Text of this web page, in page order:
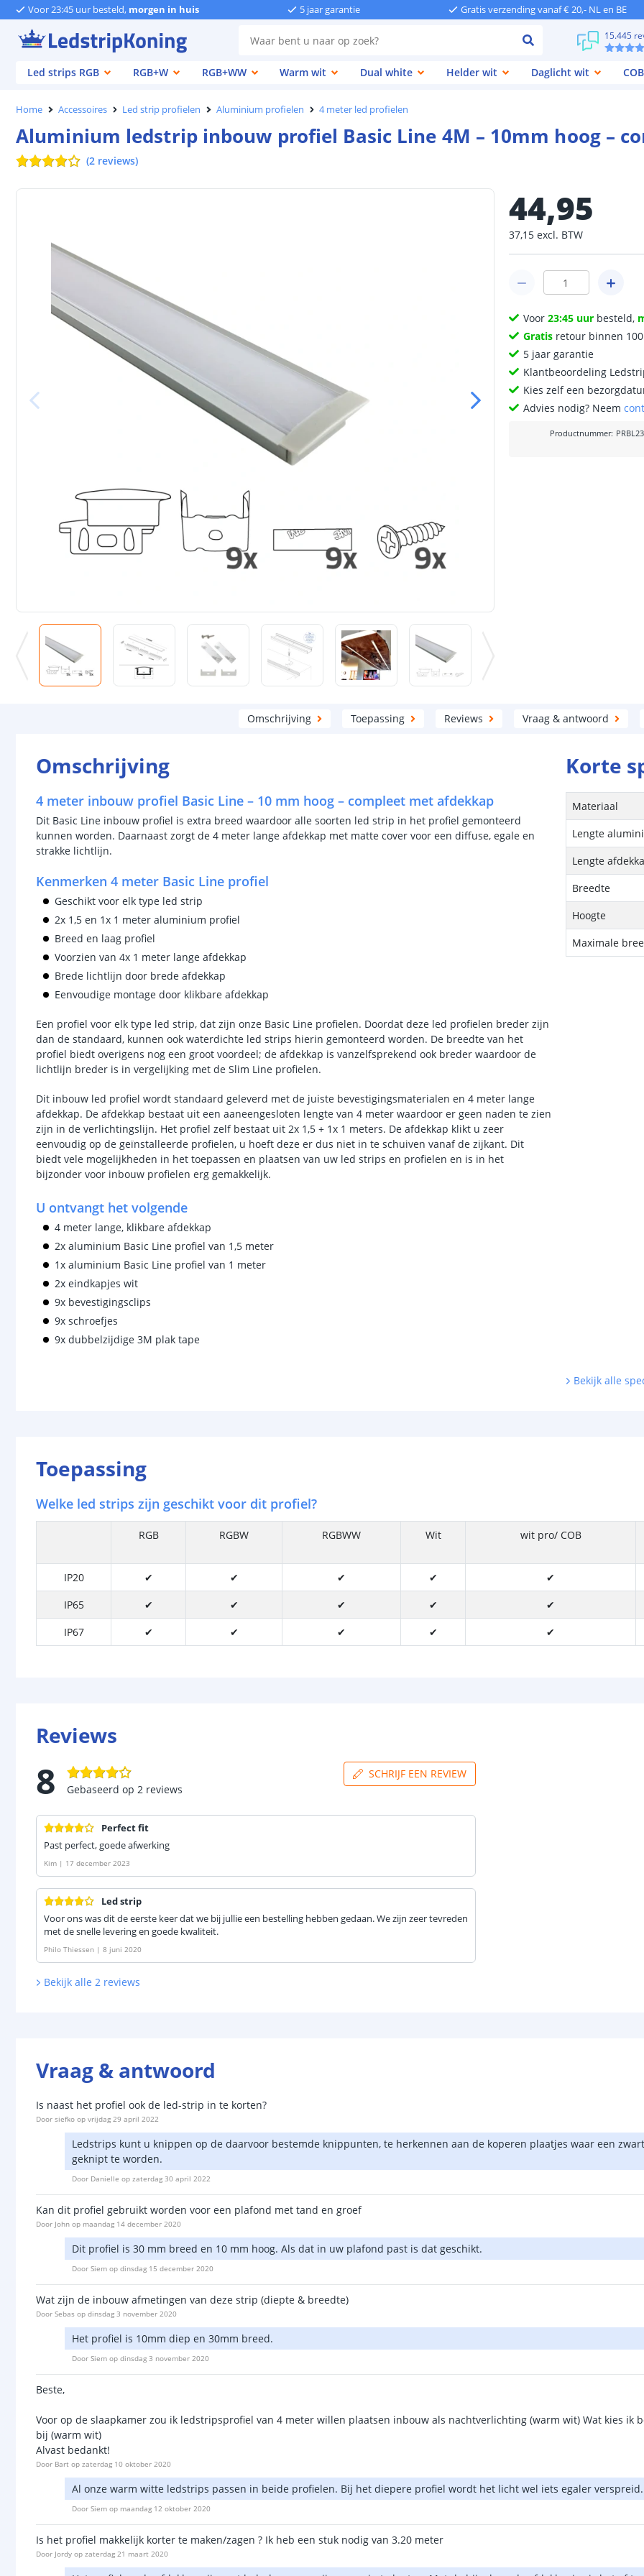
Voor 23:45 uur besteld, morgen in huis 5 jaar garantie Gratis verzending vanaf € 20,- NL en BE
15.445
Led strips RGB RGB+W RGB+WW Warm wit Dual white Helder wit Daglicht wit COB
Home Accessoires Led strip profielen Aluminium profielen 4 meter led profielen
Aluminium ledstrip inbouw profiel Basic Line 4M – 10mm hoog –
(2 reviews)
44,95
37,15 excl. BTW
Voor23:45 uur besteld,
Gratis retour binnen
5 jaar garantie
Klantbeoordeling
Kies zelf een
Advies nodig? Neem
Productnummer:
Omschrijving Toepassing Reviews Vraag & antwoord
Omschrijving
4 meter inbouw profiel Basic Line – 10 mm hoog – compleet met afdekkap
Dit Basic Line inbouw profiel is extra breed waardoor alle soorten led strip in het profiel gemonteerd
kunnen worden. Daarnaast zorgt de 4 meter lange afdekkap met matte cover voor een diffuse, egale en
strakke lichtlijn.
Kenmerken 4 meter Basic Line profiel
Geschikt voor elk type led strip
2x 1,5 en 1x 1 meter aluminium profiel
Breed en laag profiel
Voorzien van 4x 1 meter lange afdekkap
Brede lichtlijn door brede afdekkap
Eenvoudige montage door klikbare afdekkap
Een profiel voor elk type led strip, dat zijn onze Basic Line profielen. Doordat deze led profielen breder zijn
dan de standaard, kunnen ook waterdichte led strips hierin gemonteerd worden. De breedte van het
profiel biedt overigens nog een groot voordeel; de afdekkap is vanzelfsprekend ook breder waardoor de
lichtlijn breder is in vergelijking met de Slim Line profielen.
Dit inbouw led profiel wordt standaard geleverd met de juiste bevestigingsmaterialen en 4 meter lange
afdekkap. De afdekkap bestaat uit een aaneengesloten lengte van 4 meter waardoor er geen naden te zien
zijn in de verlichtingslijn. Het profiel zelf bestaat uit 2x 1,5 + 1x 1 meters. De afdekkap klikt u zeer
eenvoudig op de geïnstalleerde profielen, u hoeft deze er dus niet in te schuiven vanaf de zijkant. Dit
biedt vele mogelijkheden in het toepassen en plaatsen van uw led strips en profielen en is in het
bijzonder voor inbouw profielen erg gemakkelijk.
U ontvangt het volgende
4 meter lange, klikbare afdekkap
2x aluminium Basic Line profiel van 1,5 meter
1x aluminium Basic Line profiel van 1 meter
2x eindkapjes wit
9x bevestigingsclips
9x schroefjes
9x dubbelzijdige 3M plak tape
Korte
Materiaal
Lengte
Lengte
Breedte
Hoogte
Maximale
Bekijk alle
Toepassing
Welke led strips zijn geschikt voor dit profiel?
RGB RGBW RGBWW Wit wit pro/ COB
IP20 ✔ ✔ ✔ ✔
✔
IP65
✔ ✔ ✔ ✔
✔
IP67
✔ ✔ ✔ ✔ ✔
Reviews
8 Gebaseerd op 2 reviews
SCHRIJF EEN REVIEW
Perfect fit
Past perfect, goede afwerking
Kim | 17 december 2023
Led strip
Voor ons was dit de eerste keer dat we bij jullie een bestelling hebben gedaan. We zijn zeer tevreden
met de snelle levering en goede kwaliteit.
Philo Thiessen | 8 juni 2020
Bekijk alle 2 reviews
Vraag & antwoord
Is naast het profiel ook de led-strip in te korten?
Door siefko op vrijdag 29 april 2022
Ledstrips kunt u knippen op de daarvoor bestemde knippunten, te herkennen aan de koperen plaatjes waar een
geknipt te worden.
Door Danielle op zaterdag 30 april 2022
Kan dit profiel gebruikt worden voor een plafond met tand en groef
Door John op maandag 14 december 2020
Dit profiel is 30 mm breed en 10 mm hoog. Als dat in uw plafond past is dat geschikt.
Door Siem op dinsdag 15 december 2020
Wat zijn de inbouw afmetingen van deze strip (diepte & breedte)
Door Sebas op dinsdag 3 november 2020
Het profiel is 10mm diep en 30mm breed.
Door Siem op dinsdag 3 november 2020
Beste,
Voor op de slaapkamer zou ik ledstripsprofiel van 4 meter willen plaatsen inbouw als nachtverlichting (warm wit) Wat kies ik
bij (warm wit)
Alvast bedankt!
Door Bart op zaterdag 10 oktober 2020
Al onze warm witte ledstrips passen in beide profielen. Bij het diepere profiel wordt het licht wel iets egaler verspreid.
Door Siem op maandag 12 oktober 2020
Is het profiel makkelijk korter te maken/zagen ? Ik heb een stuk nodig van 3.20 meter
Door Jordy op zaterdag 21 maart 2020